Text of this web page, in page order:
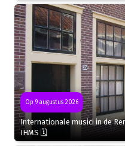
Op 9 augustus 2026
Internationale musici in de
IHMS 🗓